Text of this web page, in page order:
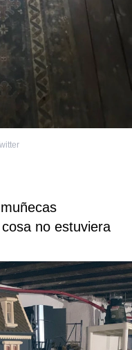
no estuviera